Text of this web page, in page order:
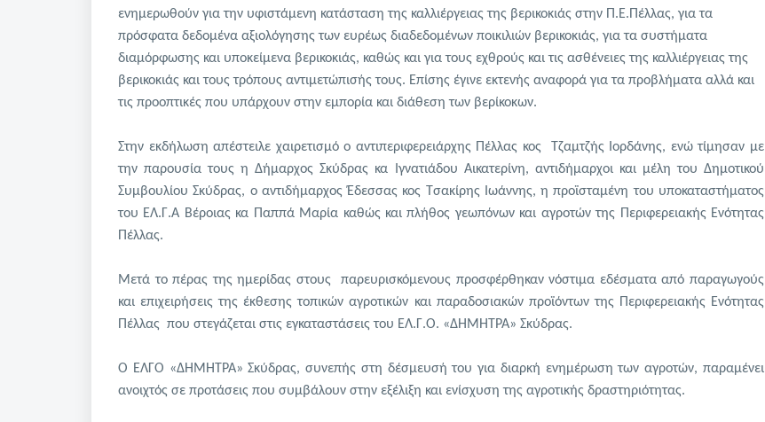
ενημερωθούν για την υφιστάμενη κατάσταση της καλλιέργειας της βερικοκιάς στην Π.Ε.Πέλλας, για τα
πρόσφατα δεδομένα αξιολόγησης των ευρέως διαδεδομένων ποικιλιών βερικοκιάς, για τα συστήματα
διαμόρφωσης και υποκείμενα βερικοκιάς, καθώς και για τους εχθρούς και τις ασθένειες της καλλιέργειας της
βερικοκιάς και τους τρόπους αντιμετώπισής τους. Επίσης έγινε εκτενής αναφορά για τα προβλήματα αλλά και
τις προοπτικές που υπάρχουν στην εμπορία και διάθεση των βερίκοκων.
Στην εκδήλωση απέστειλε χαιρετισμό ο αντιπεριφερειάρχης Πέλλας κος Τζαμτζής Ιορδάνης, ενώ τίμησαν με
την παρουσία τους η Δήμαρχος Σκύδρας κα Ιγνατιάδου Αικατερίνη, αντιδήμαρχοι και μέλη του Δημοτικού
Συμβουλίου Σκύδρας, ο αντιδήμαρχος Έδεσσας κος Τσακίρης Ιωάννης, η προϊσταμένη του υποκαταστήματος
του ΕΛ.Γ.Α Βέροιας κα Παππά Μαρία καθώς και πλήθος γεωπόνων και αγροτών της Περιφερειακής Ενότητας
Πέλλας.
Μετά το πέρας της ημερίδας στους παρευρισκόμενους προσφέρθηκαν νόστιμα εδέσματα από παραγωγούς
και επιχειρήσεις της έκθεσης τοπικών αγροτικών και παραδοσιακών προϊόντων της Περιφερειακής Ενότητας
Πέλλας που στεγάζεται στις εγκαταστάσεις του ΕΛ.Γ.Ο. «ΔΗΜΗΤΡΑ» Σκύδρας.
Ο ΕΛΓΟ «ΔΗΜΗΤΡΑ» Σκύδρας, συνεπής στη δέσμευσή του για διαρκή ενημέρωση των αγροτών, παραμένει
ανοιχτός σε προτάσεις που συμβάλουν στην εξέλιξη και ενίσχυση της αγροτικής δραστηριότητας.